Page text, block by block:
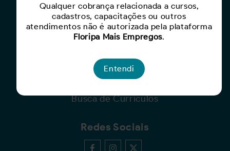
Busca de Oportunidades
Cadastro de Currículo
Capacite-se
Para Empresas
Busca de Currículos
Redes Sociais
Qualquer cobrança relacionada a cursos,
cadastros, capacitações ou outros
atendimentos não é autorizada pela plataforma
Floripa Mais Empregos.
Entendi